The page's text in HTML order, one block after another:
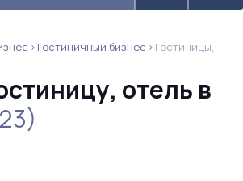
Гостиничный бизнес
Гостиницы,
отель в